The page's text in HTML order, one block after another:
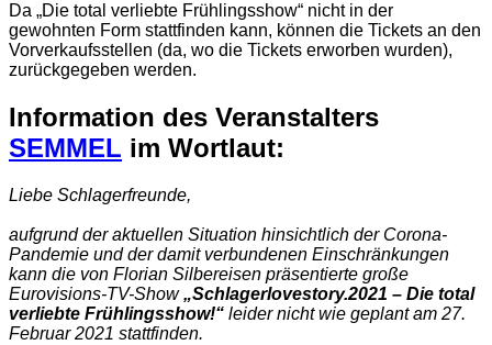
Da „Die total verliebte Frühlingsshow“ nicht in der
gewohnten Form stattfinden kann, können die Tickets an den
Vorverkaufsstellen (da, wo die Tickets erworben wurden),
zurückgegeben werden.
Information des Veranstalters
SEMMEL im Wortlaut:
Liebe Schlagerfreunde,
aufgrund der aktuellen Situation hinsichtlich der Corona-
Pandemie und der damit verbundenen Einschränkungen
kann die von Florian Silbereisen präsentierte große
Eurovisions-TV-Show„Schlagerlovestory.2021 – Die total
verliebte Frühlingsshow!“ leider nicht wie geplant am 27.
Februar 2021 stattfinden.